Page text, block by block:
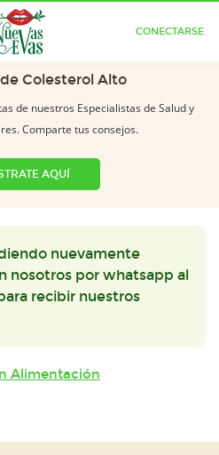
CONECTARSE
Colesterol Alto
de nuestros Especialistas de Salud y
Comparte tus consejos.
AQUÍ
nuevamente
nosotros por whatsapp al
recibir nuestros
Alimentación